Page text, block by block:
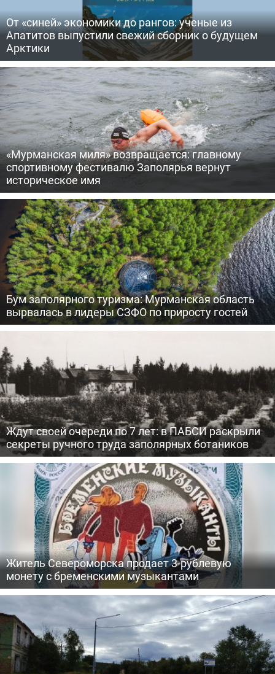
От «синей» экономики до рангов: ученые из
Апатитов выпустили свежий сборник о будущем
Арктики
«Мурманская миля» возвращается: главному
спортивному фестивалю Заполярья вернут
историческое имя
Бум заполярного туризма: Мурманская область
вырвалась в лидеры СЗФО по приросту гостей
Ждут своей очереди по 7 лет: в ПАБСИ раскрыли
секреты ручного труда заполярных ботаников
Житель Североморска продает 3-рублевую
монету с бременскими музыкантами